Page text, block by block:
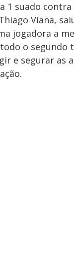
1 suado contra
Viana,
jogadora a
o segundo
e segurar as